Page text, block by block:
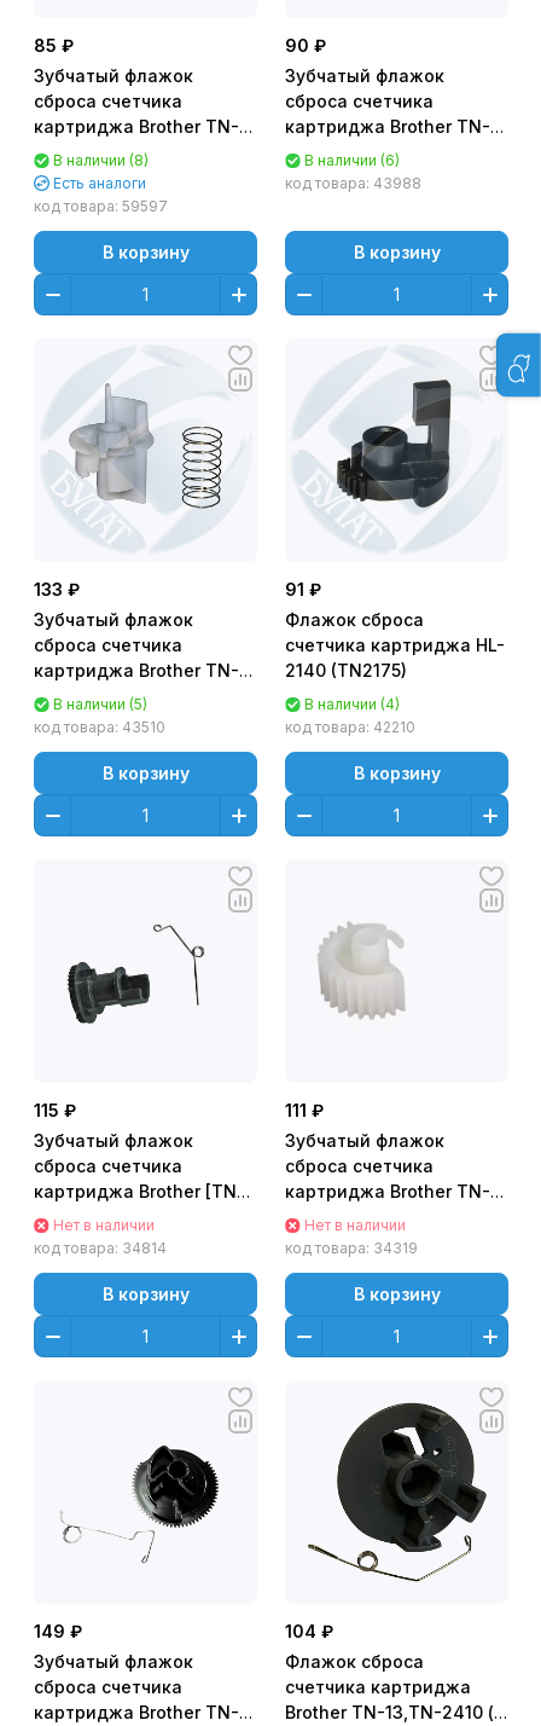
85 ₽
Зубчатый флажок
сброса счетчика
картриджа Brother TN-
3480
HLL5100/5200/6250/6300/6400/DCPL5500/6600/
- без пружины
В наличии (8)
Есть аналоги
код товара: 59597
В корзину
90 ₽
Зубчатый флажок
сброса счетчика
картриджа Brother TN-
3280/TN-3230 HL-
5340/5350/5370/5380
В наличии (6)
код товара: 43988
В корзину
133 ₽
Зубчатый флажок
сброса счетчика
картриджа Brother TN-
2335 HL-L2300
В наличии (5)
код товара: 43510
В корзину
91 ₽
Флажок сброса
счетчика картриджа HL-
2140 (TN2175)
В наличии (4)
код товара: 42210
В корзину
115 ₽
Зубчатый флажок
сброса счетчика
картриджа Brother [TN-
241/ TN-221/ TN-251] для
HL-3170/ 3140/ 3150/
(флажок+пружина)
Нет в наличии
код товара: 34814
В корзину
111 ₽
Зубчатый флажок
сброса счетчика
картриджа Brother TN-
1075/TN-1040/TN-
1050/TN-1060/TN-1030
Нет в наличии
код товара: 34319
В корзину
149 ₽
Зубчатый флажок
сброса счетчика
картриджа Brother TN-
104 ₽
Флажок сброса
счетчика картриджа
Brother TN-13,TN-2410 (с